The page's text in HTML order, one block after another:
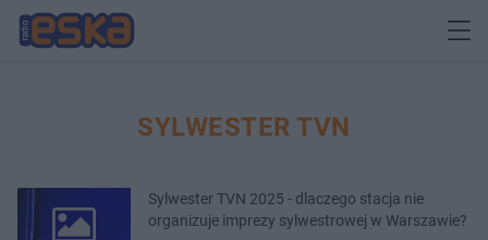
SYLWESTER TVN
Sylwester TVN 2025 - dlaczego stacja nie
organizuje imprezy sylwestrowej w Warszawie?